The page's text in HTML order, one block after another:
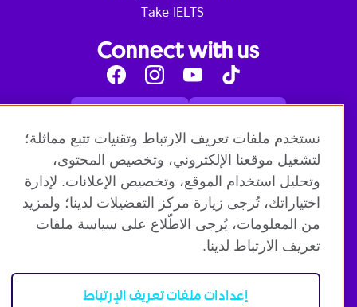
Take IELTS
Connect with us
FacebookInstagramYoutube
Tik
Tok
English online courses:
Terms and Conditions of Use
Student Code of Conduct
Equality, Diversity and Inclusion Statement for
Teaching
Privacy notice
Global British Council:
Cookies
Safeguarding Global Policy Statement
Terms
of Use British Council Digital Services
British Council
نستخدم ملفات تعريف الارتباط وتقنيات تتبع مماثلة؛
لتشغيل موقعنا الإلكتروني، وتخصيص المحتوى،
وتحليل استخدام الموقع، وتخصيص الإعلانات. لإدارة
اختياراتك، تُرجى زيارة مركز التفضيلات لدينا؛ ولمزيد
من المعلومات، يُرجى الاطّلاع على سياسة ملفات
تعريف الارتباط لدينا.
إعدادات ملفات تعريف الإرتباط